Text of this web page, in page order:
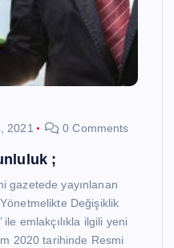
2021 0 Comments
;
gazetede yayınlanan
Yönetmelikte Değişiklik
ile emlakçılıkla ilgili yeni
2020 tarihinde Resmi